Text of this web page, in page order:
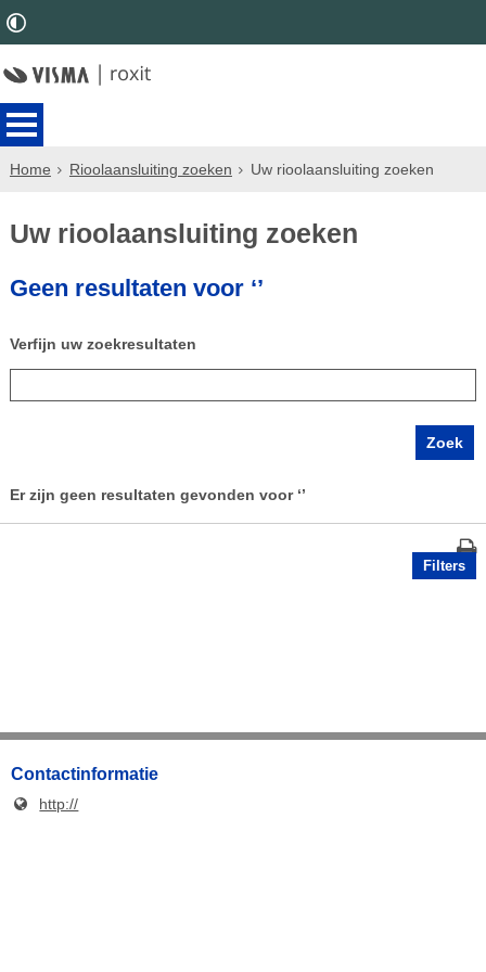
Home Rioolaansluiting zoeken Uw rioolaansluiting zoeken
Uw rioolaansluiting zoeken
Geen resultaten voor ‘’
Verfijn uw zoekresultaten
Er zijn geen resultaten gevonden voor ‘’
Filters
Contactinformatie
http://